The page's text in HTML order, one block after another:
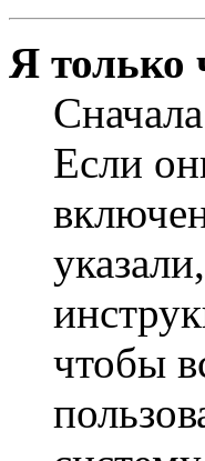
Я только
Если
чтобы